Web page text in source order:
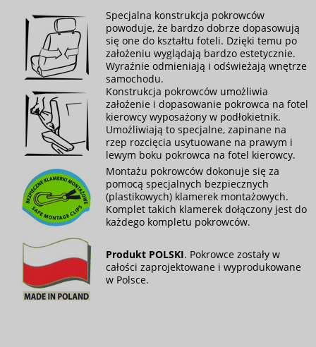
Specjalna konstrukcja pokrowców
powoduje, że bardzo dobrze dopasowują
się one do kształtu foteli. Dzięki temu po
założeniu wyglądają bardzo estetycznie.
Wyraźnie odmieniają i odświeżają wnętrze
samochodu.
Konstrukcja pokrowców umożliwia
założenie i dopasowanie pokrowca na fotel
kierowcy wyposażony w podłokietnik.
Umożliwiają to specjalne, zapinane na
rzep rozcięcia usytuowane na prawym i
lewym boku pokrowca na fotel kierowcy.
Montażu pokrowców dokonuje się za
pomocą specjalnych bezpiecznych
(plastikowych) klamerek montażowych.
Komplet takich klamerek dołączony jest do
każdego kompletu pokrowców.
Produkt POLSKI. Pokrowce zostały w
całości zaprojektowane i wyprodukowane
w Polsce.